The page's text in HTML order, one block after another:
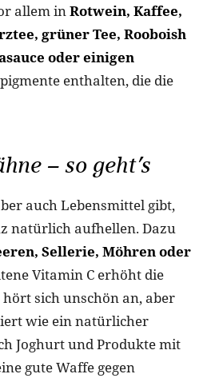
allem inRotwein, Kaffee,
grüner Tee, Rooboish
oder einigen
enthalten, die die
– so geht’s
auch Lebensmittel gibt,
natürlich aufhellen. Dazu
Sellerie, Möhren oder
Vitamin C erhöht die
sich unschön an, aber
wie ein natürlicher
Joghurt und Produkte mit
gute Waffe gegen